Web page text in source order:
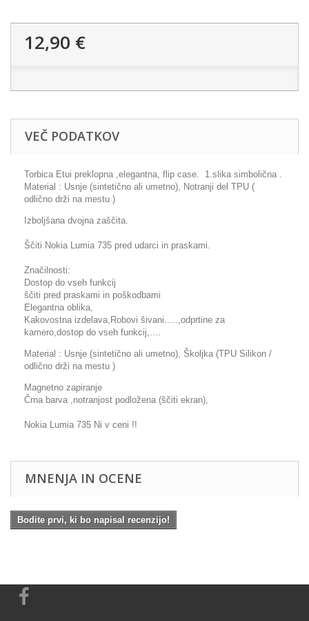
12,90 €
VEČ PODATKOV
Torbica Etui preklopna ,elegantna, flip case. 1.slika simbolična .
Material : Usnje (sintetično ali umetno), Notranji del TPU (
odlično drži na mestu )
Izboljšana dvojna zaščita.
Ščiti Nokia Lumia 735 pred udarci in praskami.
Značilnosti:
Dostop do vseh funkcij
ščiti pred praskami in poškodbami
Elegantna oblika,
Kakovostna izdelava,Robovi šivani.....,odprtine za
kamero,dostop do vseh funkcij,....
Material : Usnje (sintetično ali umetno), Školjka (TPU Silikon /
odlično drži na mestu )
Magnetno zapiranje
Črna barva ,notranjost podložena (ščiti ekran),
Nokia Lumia 735 Ni v ceni !!
MNENJA IN OCENE
Bodite prvi, ki bo napisal recenzijo!